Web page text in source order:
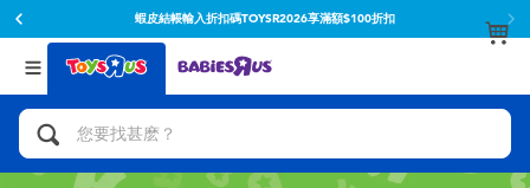
蝦皮結帳輸入折扣碼TOYSR2026享滿額$100折扣
返回
分類目錄
人氣英雄,角色扮演,射擊玩具
返回
品牌
Toy Story玩具總動員